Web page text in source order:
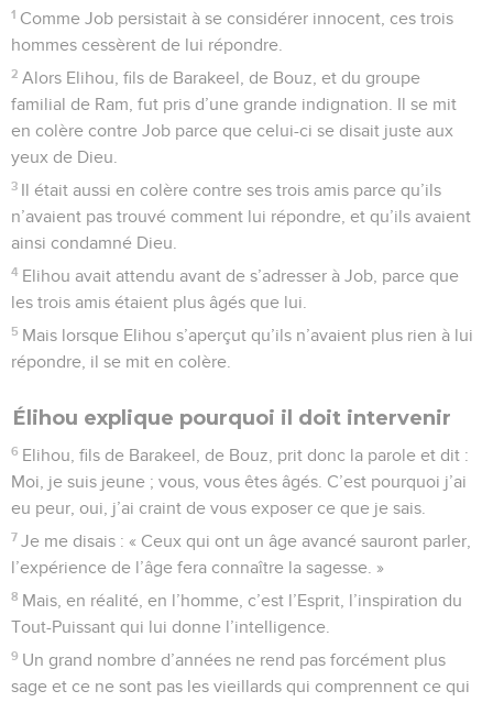
1 Comme Job persistait à se considérer innocent, ces trois
hommes cessèrent de lui répondre.
2 Alors Elihou, fils de Barakeel, de Bouz, et du groupe
familial de Ram, fut pris d’une grande indignation. Il se mit
en colère contre Job parce que celui-ci se disait juste aux
yeux de Dieu.
3 Il était aussi en colère contre ses trois amis parce qu’ils
n’avaient pas trouvé comment lui répondre, et qu’ils avaient
ainsi condamné Dieu.
4 Elihou avait attendu avant de s’adresser à Job, parce que
les trois amis étaient plus âgés que lui.
5 Mais lorsque Elihou s’aperçut qu’ils n’avaient plus rien à lui
répondre, il se mit en colère.
Élihou explique pourquoi il doit intervenir
6 Elihou, fils de Barakeel, de Bouz, prit donc la parole et dit :
Moi, je suis jeune ; vous, vous êtes âgés. C’est pourquoi j’ai
eu peur, oui, j’ai craint de vous exposer ce que je sais.
7 Je me disais : « Ceux qui ont un âge avancé sauront parler,
l’expérience de l’âge fera connaître la sagesse. »
8 Mais, en réalité, en l’homme, c’est l’Esprit, l’inspiration du
Tout-Puissant qui lui donne l’intelligence.
9 Un grand nombre d’années ne rend pas forcément plus
sage et ce ne sont pas les vieillards qui comprennent ce qui